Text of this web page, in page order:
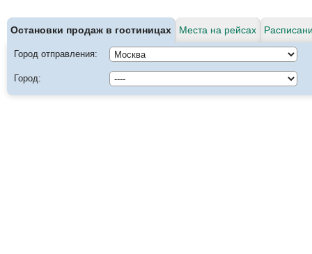
Остановки продаж в гостиницах Места на рейсах
Город отправления:
Город: